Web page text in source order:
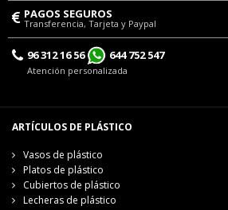
PAGOS SEGUROS
Transferencia, Tarjeta y Paypal
96 312 16 56 644 752 547
Atención personalizada
ARTÍCULOS DE PLÁSTICO
Vasos de plástico
Platos de plástico
Cubiertos de plástico
Lecheras de plástico